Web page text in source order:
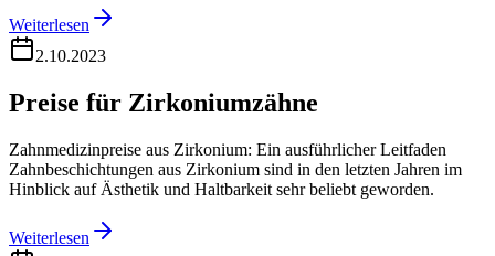
Weiterlesen
2.10.2023
Preise für Zirkoniumzähne
Zahnmedizinpreise aus Zirkonium: Ein ausführlicher Leitfaden
Zahnbeschichtungen aus Zirkonium sind in den letzten Jahren im
Hinblick auf Ästhetik und Haltbarkeit sehr beliebt geworden.
Weiterlesen